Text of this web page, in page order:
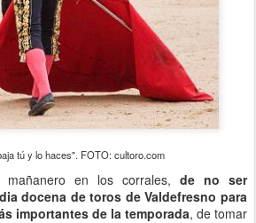
tú y lo haces". FOTO: cultoro.com
mañanero en los corrales, de no ser
docena de toros de Valdefresno para
importantes de la temporada, de tomar